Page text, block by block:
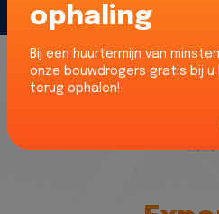
Home
ophaling
Bij een huurtermijn van
onze bouwdrogers gratis bij u
terug ophalen!